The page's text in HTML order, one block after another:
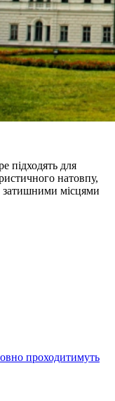
підходять для
натовпу,
затишними місцями
проходитимуть